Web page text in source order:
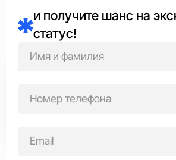
единственного
Все победители ИТ-сфера
и получите шанс на
статус!